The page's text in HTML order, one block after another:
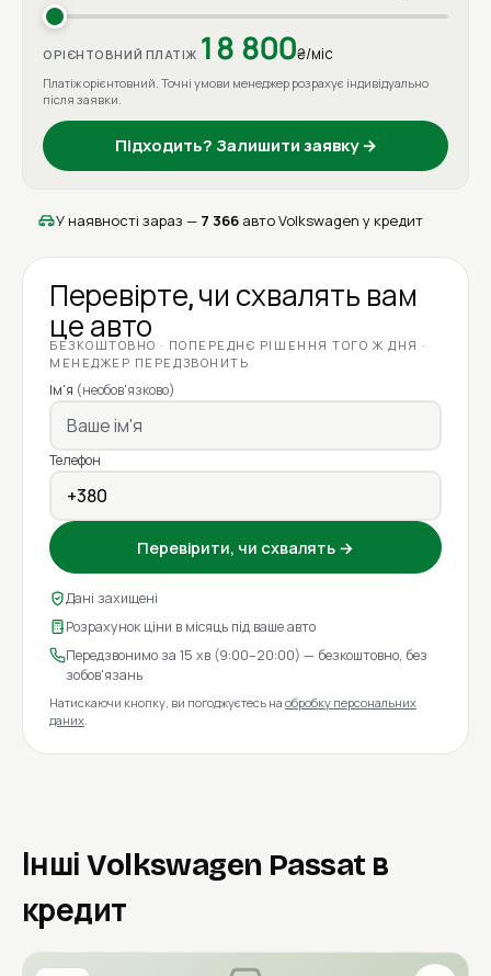
ОРІЄНТОВНИЙ ПЛАТІЖ 18 800₴/міс
Платіж орієнтовний. Точні умови менеджер розрахує індивідуально
після заявки.
Підходить? Залишити заявку →
У наявності зараз — 7 366 авто Volkswagen у кредит
Перевірте, чи схвалять вам
це авто
БЕЗКОШТОВНО · ПОПЕРЕДНЄ РІШЕННЯ ТОГО Ж ДНЯ ·
МЕНЕДЖЕР ПЕРЕДЗВОНИТЬ
Ім'я (необов'язково)
Телефон
Перевірити, чи схвалять →
Дані захищені
Розрахунок ціни в місяць під ваше авто
Передзвонимо за 15 хв (9:00–20:00) — безкоштовно, без
зобов'язань
Натискаючи кнопку, ви погоджуєтесь на обробку персональних
даних.
Інші Volkswagen Passat в
кредит